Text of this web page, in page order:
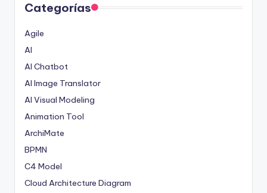
Categorías
Agile
AI
AI Chatbot
AI Image Translator
AI Visual Modeling
Animation Tool
ArchiMate
BPMN
C4 Model
Cloud Architecture Diagram